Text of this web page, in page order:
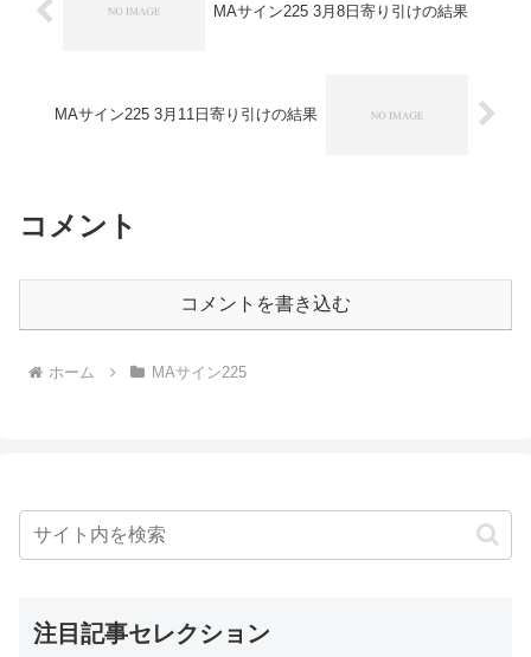
MAサイン225 3月8日寄り引けの結果
MAサイン225 3月11日寄り引けの結果
コメント
コメントを書き込む
ホーム MAサイン225
注目記事セレクション